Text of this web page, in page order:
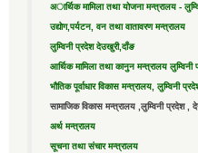
अार्थिक मामिला तथा योजना मन्त्रालय -
उद्याेग,पर्यटन, वन तथा वातावरण मन्त्रालय
लुम्विनी प्रदेश देउखुरी,दाँङ
आर्थिक मामिला तथा कानुन मन्त्रालय
भौतिक पूर्वाधार विकास मन्त्रालय, लुम्विनी
सामाजिक विकास मन्त्रालय ,लुम्विनी प्रदेश ,
अर्थ मन्त्रालय
सूचना तथा संचार मन्त्रालय